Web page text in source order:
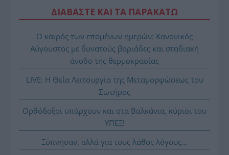
ΔΙΑΒΑΣΤΕ ΚΑΙ ΤΑ ΠΑΡΑΚΑΤΩ
Ο καιρός των επομένων ημερών: Κανονικός
Αύγουστος με δυνατούς βοριάδες και σταδιακή
άνοδο της θερμοκρασίας
LIVE: Η Θεία Λειτουργία της Μεταμορφώσεως του
Σωτήρος
Ορθόδοξοι υπάρχουν και στα Βαλκάνια, κύριοι του
ΥΠΕΞ!
Ξύπνησαν, αλλά για τους λάθος λόγους…